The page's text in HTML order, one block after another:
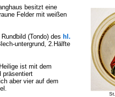
besitzt eine
Felder mit weißen
(Tondo) des hl.
untergrund, 2.Hälfte
ist mit dem
präsentiert
aber vier auf dem